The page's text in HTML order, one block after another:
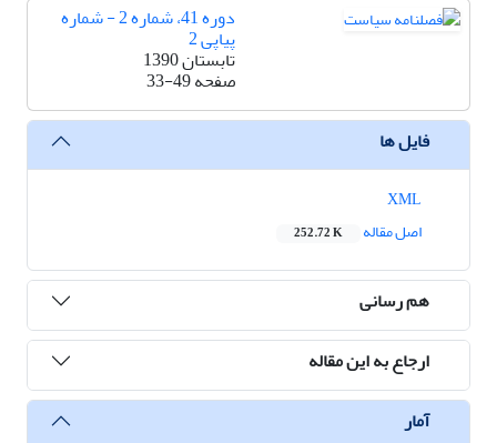
دوره 41، شماره 2 - شماره
پیاپی 2
تابستان 1390
صفحه33-49
فایل ها
اصل مقاله
252.72 K
هم رسانی
ارجاع به این مقاله
آمار